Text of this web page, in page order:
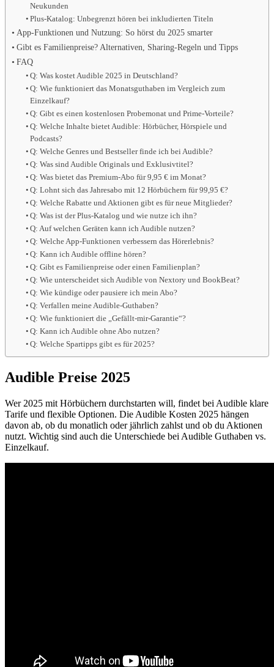
Neukunden
Plus-Katalog: Unbegrenzt hören bei inkludierten Titeln
App-Funktionen und Nutzung: So hörst du 2025 smarter
Gibt es Familienpreise? Alternativen, Sharing-Regeln und Tipps
FAQ
Q: Was kostet Audible 2025 in Deutschland?
Q: Wie funktioniert das Monatsguthaben im Vergleich zum
Einzelkauf?
Q: Gibt es einen kostenlosen Probemonat und Prime-Vorteile?
Q: Welche Inhalte bietet Audible: Hörbücher, Hörspiele und
Podcasts?
Q: Welche Genres und Bestseller finde ich bei Audible?
Q: Was sind Audible Originals und Exklusivtitel?
Q: Was bietet das Premium-Abo für 9,95 € im Monat?
Q: Lohnt sich das Jahresabo mit 12 Hörbüchern für 99,95 €?
Q: Welche Rabatte und Aktionen gibt es für neue Mitglieder?
Q: Was ist der Plus-Katalog und wie nutze ich ihn?
Q: Auf welchen Geräten kann ich Audible nutzen?
Q: Welche App-Funktionen verbessern das Hörerlebnis?
Q: Kann ich Audible offline hören?
Q: Gibt es Familienpreise oder einen Familienplan?
Q: Wie unterscheidet sich Audible von Nextory und BookBeat?
Q: Wie kündige oder pausiere ich mein Abo?
Q: Verfallen meine Audible-Guthaben?
Q: Wie funktioniert die „Gefällt-mir-Garantie“?
Q: Kann ich Audible ohne Abo nutzen?
Q: Welche Spartipps gibt es für 2025?
Audible Preise 2025
Wer 2025 mit Hörbüchern durchstarten will, findet bei Audible klare
Tarife und flexible Optionen. Die Audible Kosten 2025 hängen
davon ab, ob du monatlich oder jährlich zahlst und ob du Aktionen
nutzt. Wichtig sind auch die Unterschiede bei Audible Guthaben vs.
Einzelkauf.